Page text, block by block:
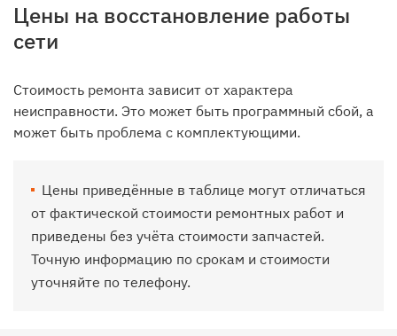
Цены на восстановление работы
сети
Стоимость ремонта зависит от характера
неисправности. Это может быть программный сбой, а
может быть проблема с комплектующими.
Цены приведённые в таблице могут отличаться
от фактической стоимости ремонтных работ и
приведены без учёта стоимости запчастей.
Точную информацию по срокам и стоимости
уточняйте по телефону.